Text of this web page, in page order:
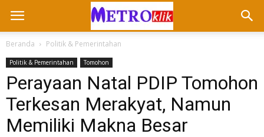
Beranda Politik & Pemerintahan
Politik & Pemerintahan Tomohon
Perayaan Natal PDIP Tomohon
Terkesan Merakyat, Namun
Memiliki Makna Besar